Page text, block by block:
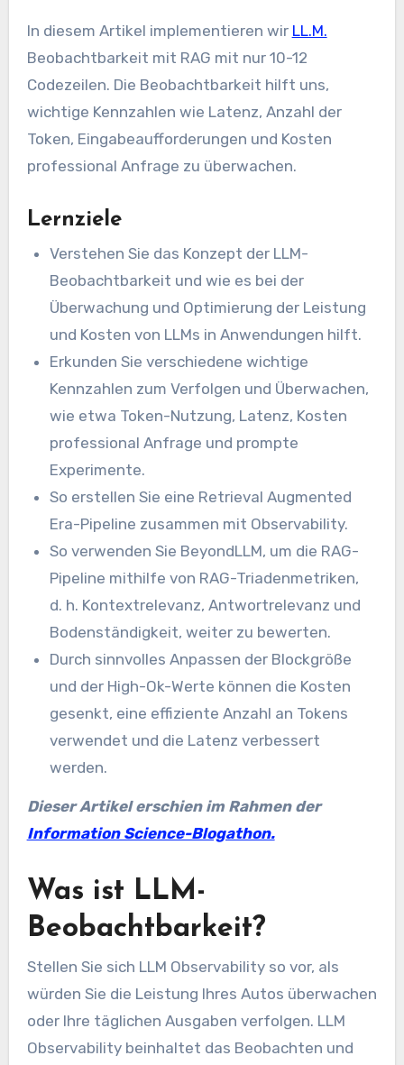
In diesem Artikel implementieren wir LL.M.
Beobachtbarkeit mit RAG mit nur 10-12
Codezeilen. Die Beobachtbarkeit hilft uns,
wichtige Kennzahlen wie Latenz, Anzahl der
Token, Eingabeaufforderungen und Kosten
professional Anfrage zu überwachen.
Lernziele
Verstehen Sie das Konzept der LLM-
Beobachtbarkeit und wie es bei der
Überwachung und Optimierung der Leistung
und Kosten von LLMs in Anwendungen hilft.
Erkunden Sie verschiedene wichtige
Kennzahlen zum Verfolgen und Überwachen,
wie etwa Token-Nutzung, Latenz, Kosten
professional Anfrage und prompte
Experimente.
So erstellen Sie eine Retrieval Augmented
Era-Pipeline zusammen mit Observability.
So verwenden Sie BeyondLLM, um die RAG-
Pipeline mithilfe von RAG-Triadenmetriken,
d. h. Kontextrelevanz, Antwortrelevanz und
Bodenständigkeit, weiter zu bewerten.
Durch sinnvolles Anpassen der Blockgröße
und der High-Ok-Werte können die Kosten
gesenkt, eine effiziente Anzahl an Tokens
verwendet und die Latenz verbessert
werden.
Dieser Artikel erschien im Rahmen der
Information Science-Blogathon.
Was ist LLM-
Beobachtbarkeit?
Stellen Sie sich LLM Observability so vor, als
würden Sie die Leistung Ihres Autos überwachen
oder Ihre täglichen Ausgaben verfolgen. LLM
Observability beinhaltet das Beobachten und